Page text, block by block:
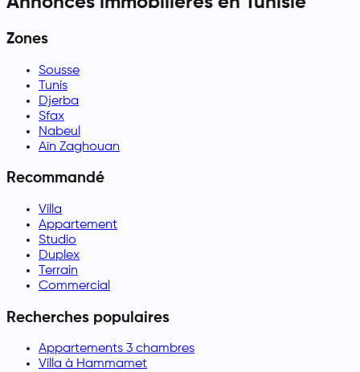
Zones
Sousse
Tunis
Djerba
Sfax
Nabeul
Aïn Zaghouan
Recommandé
Villa
Appartement
Studio
Duplex
Terrain
Commercial
Recherches populaires
Appartements 3 chambres
Villa à Hammamet